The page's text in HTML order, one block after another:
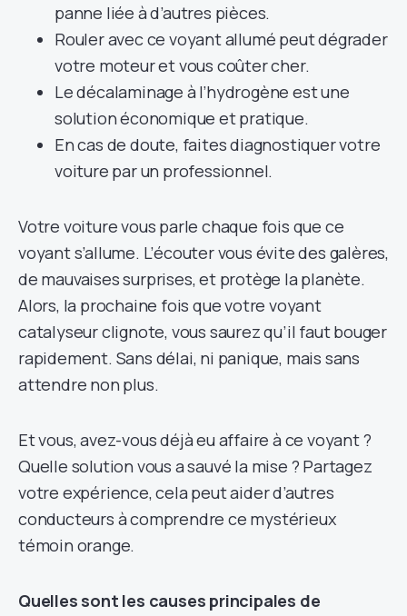
panne liée à d’autres pièces.
Rouler avec ce voyant allumé peut dégrader
votre moteur et vous coûter cher.
Le décalaminage à l’hydrogène est une
solution économique et pratique.
En cas de doute, faites diagnostiquer votre
voiture par un professionnel.
Votre voiture vous parle chaque fois que ce
voyant s’allume. L’écouter vous évite des galères,
de mauvaises surprises, et protège la planète.
Alors, la prochaine fois que votre voyant
catalyseur clignote, vous saurez qu’il faut bouger
rapidement. Sans délai, ni panique, mais sans
attendre non plus.
Et vous, avez-vous déjà eu affaire à ce voyant ?
Quelle solution vous a sauvé la mise ? Partagez
votre expérience, cela peut aider d’autres
conducteurs à comprendre ce mystérieux
témoin orange.
Quelles sont les causes principales de